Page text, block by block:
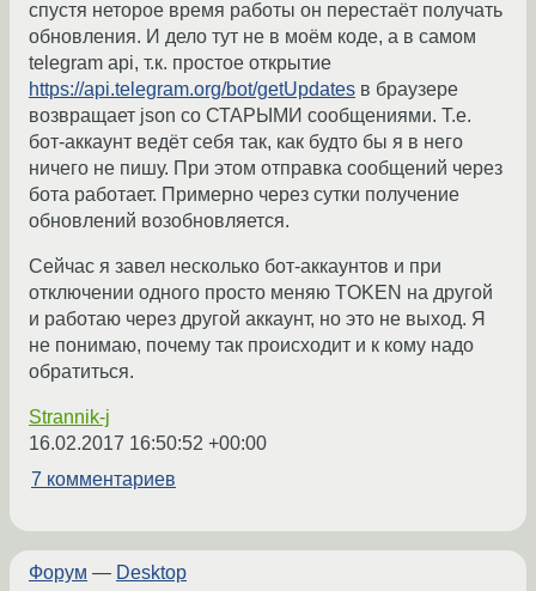
спустя неторое время работы он перестаёт получать
обновления. И дело тут не в моём коде, а в самом
telegram api, т.к. простое открытие
https://api.telegram.org/bot/getUpdates в браузере
возвращает json со СТАРЫМИ сообщениями. Т.е.
бот-аккаунт ведёт себя так, как будто бы я в него
ничего не пишу. При этом отправка сообщений через
бота работает. Примерно через сутки получение
обновлений возобновляется.
Сейчас я завел несколько бот-аккаунтов и при
отключении одного просто меняю TOKEN на другой
и работаю через другой аккаунт, но это не выход. Я
не понимаю, почему так происходит и к кому надо
обратиться.
Strannik-j
16.02.2017 16:50:52 +00:00
7 комментариев
Форум — Desktop